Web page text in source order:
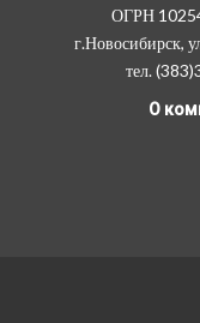
ОГРН
г.Новосибирск,
тел.
О